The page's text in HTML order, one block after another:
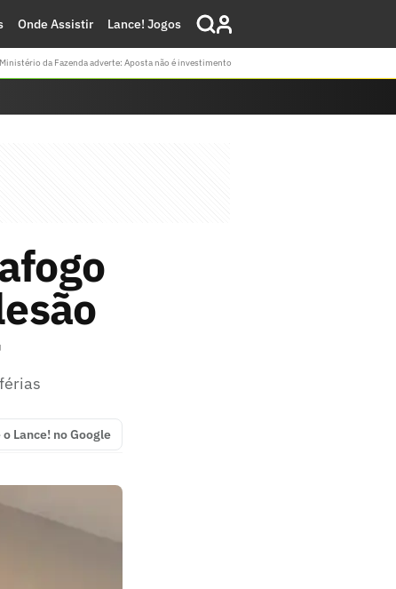
Onde Assistir Lance! Jogos
da Fazenda adverte: Aposta não é investimento
Lance! no Google